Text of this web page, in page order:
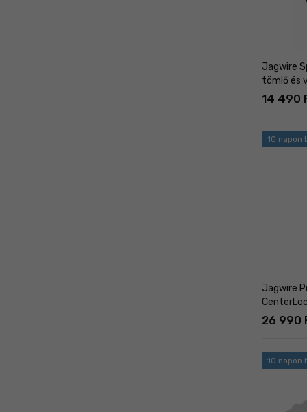
Jagwire
tömlő és
14 490
10 napon
Jagwire
26 990
10 napon